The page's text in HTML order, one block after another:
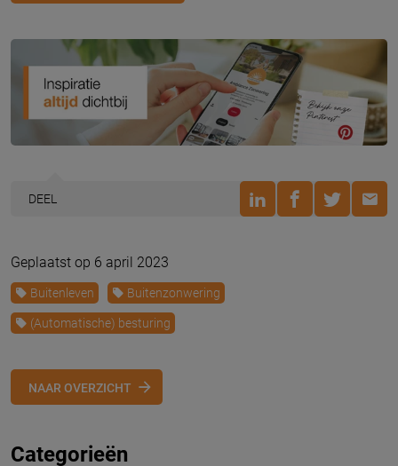
DEEL
Geplaatst op 6 april 2023
Buitenleven Buitenzonwering
(Automatische) besturing
NAAR OVERZICHT
Categorieën